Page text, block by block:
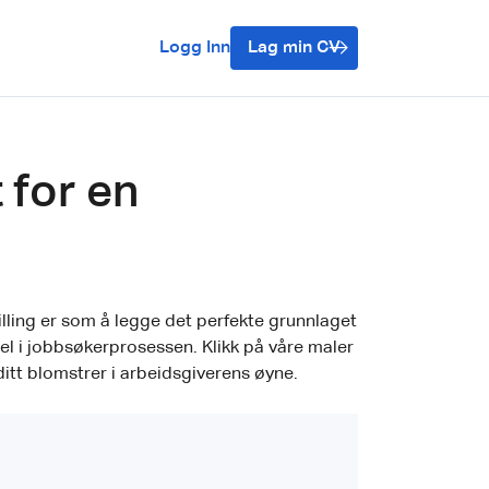
Logg Inn Lag min CV
for en
er som å legge det perfekte grunnlaget
i jobbsøkerprosessen. Klikk på våre maler
blomstrer i arbeidsgiverens øyne.